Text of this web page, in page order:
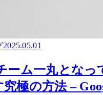
2025.05.01
ーム一丸となっ
極の方法 –